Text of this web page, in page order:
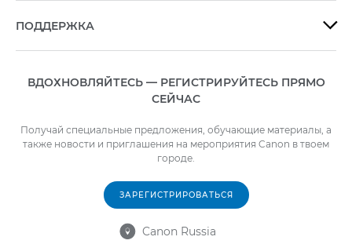
ПОДДЕРЖКА 
ВДОХНОВЛЯЙТЕСЬ — РЕГИСТРИРУЙТЕСЬ ПРЯМО
СЕЙЧАС
Получай специальные предложения, обучающие материалы, а
также новости и приглашения на мероприятия Canon в твоем
городе.
ЗАРЕГИСТРИРОВАТЬСЯ
 Canon Russia